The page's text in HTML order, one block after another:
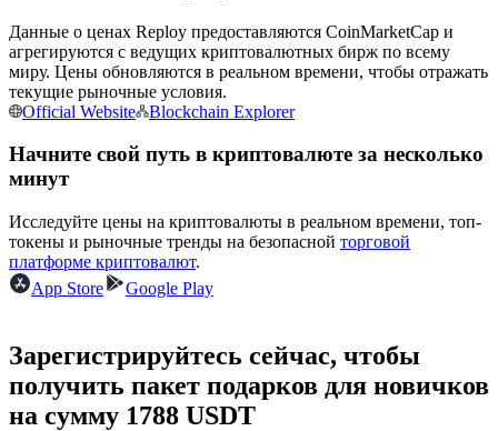
Копирование торговли
Присоединяйтесь к лучшим трейдерам
Наслаждайтесь распределением прибыли и комиссиями
за копи-трейдинг
Данные о ценах Reploy предоставляются CoinMarketCap и
агрегируются с ведущих криптовалютных бирж по всему
миру. Цены обновляются в реальном времени, чтобы отражать
текущие рыночные условия.
Official Website
Blockchain Explorer
Начните свой путь в криптовалюте за несколько
минут
Исследуйте цены на криптовалюты в реальном времени, топ-
токены и рыночные тренды на безопасной торговой
платформе криптовалют.
App Store
Google Play
Зарегистрируйтесь сейчас, чтобы
получить пакет подарков для новичков
на сумму 1788 USDT